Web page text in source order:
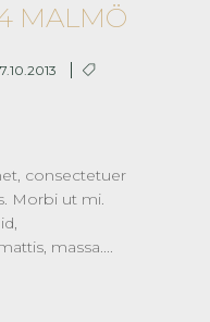
MALMÖ
consectetuer
Morbi ut mi.
massa....